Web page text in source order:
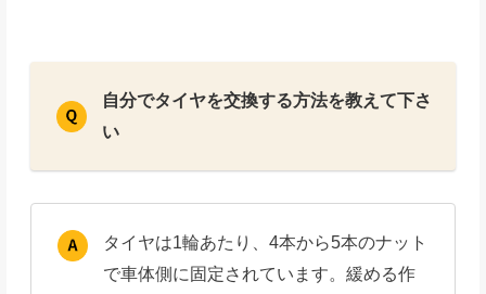
自分でタイヤを交換する方法を教えて下さ
い
タイヤは1輪あたり、4本から5本のナット
で車体側に固定されています。緩める作